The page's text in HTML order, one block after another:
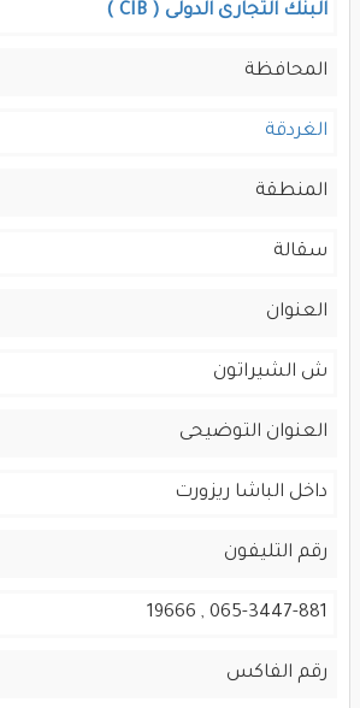
البنك التجارى الدولى ( CIB )
المحافظة
الغردقة
المنطقة
سقالة
العنوان
ش الشيراتون
العنوان التوضيحى
داخل الباشا ريزورت
رقم التليفون
065-3447-881 , 19666
رقم الفاكس